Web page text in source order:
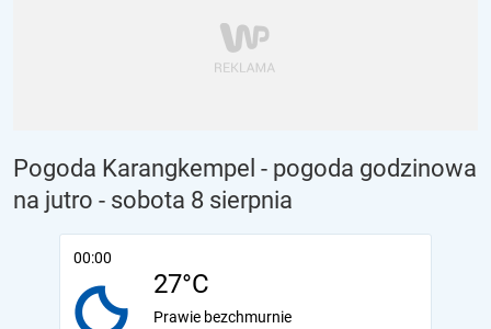
Pogoda Karangkempel - pogoda godzinowa
na jutro - sobota 8 sierpnia
00:00
27°C
Prawie bezchmurnie